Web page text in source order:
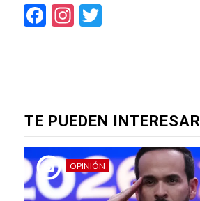
Facebook
Instagram
TE PUEDEN INTERESAR
OPINIÓN